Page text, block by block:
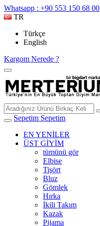
Whatsapp : +90 553 150 68 00
TR
Türkçe
English
Kargom Nerede ?
Sepetim Sepetim
EN YENİLER
ÜST GİYİM
tümünü gör
Elbise
Tişört
Bluz
Gömlek
Hırka
İkili Takım
Kazak
Pijama